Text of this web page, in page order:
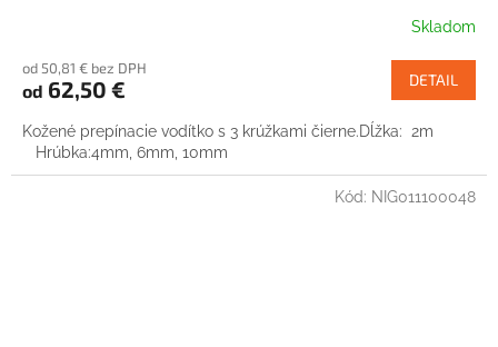
Skladom
od 50,81 € bez DPH
od 62,50 € DETAIL
Kožené prepínacie vodítko s 3 krúžkami čierne.Dĺžka: 2m
Hrúbka:4mm, 6mm, 10mm
Kód: NIG011100048